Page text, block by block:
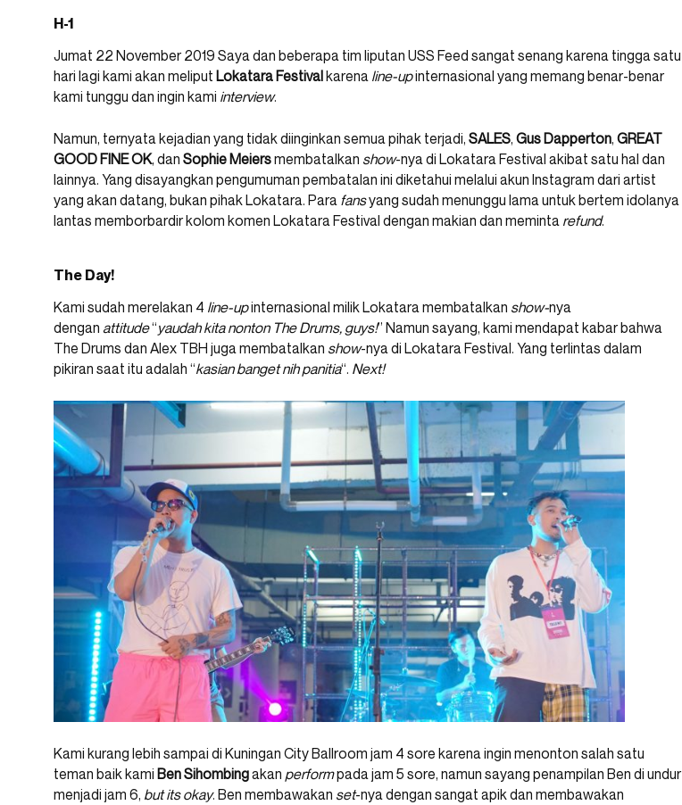
H-1
Jumat 22 November 2019 Saya dan beberapa tim liputan USS Feed sangat senang karena tingga satu
hari lagi kami akan meliput Lokatara Festivalkarena line-upinternasional yang memang benar-benar
kami tunggu dan ingin kami interview.
Namun, ternyata kejadian yang tidak diinginkan semua pihak terjadi, SALES, Gus Dapperton, GREAT
GOOD FINE OK, dan Sophie Meiersmembatalkan show-nya di Lokatara Festival akibat satu hal dan
lainnya. Yang disayangkan pengumuman pembatalan ini diketahui melalui akun Instagram dari artist
yang akan datang, bukan pihak Lokatara. Para fansyang sudah menunggu lama untuk bertem idolanya
lantas memborbardir kolom komen Lokatara Festival dengan makian dan meminta refund.
The Day!
Kami sudah merelakan 4 line-upinternasional milik Lokatara membatalkan show-nya
dengan attitude“yaudah kita nonton The Drums, guys!” Namun sayang, kami mendapat kabar bahwa
The Drums dan Alex TBH juga membatalkan show-nya di Lokatara Festival. Yang terlintas dalam
pikiran saat itu adalah “kasian banget nih panitia“. Next!
Kami kurang lebih sampai di Kuningan City Ballroom jam 4 sore karena ingin menonton salah satu
teman baik kami Ben Sihombingakan performpada jam 5 sore, namun sayang penampilan Ben di undur
menjadi jam 6, but its okay. Ben membawakan set-nya dengan sangat apik dan membawakan